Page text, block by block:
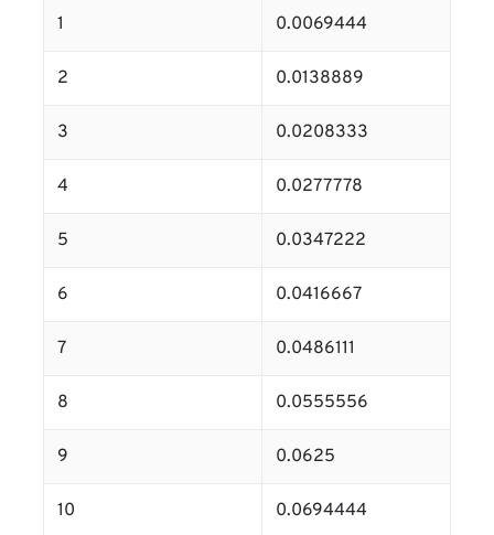
1 0.0069444
2 0.0138889
3 0.0208333
4 0.0277778
5 0.0347222
6 0.0416667
7 0.0486111
8 0.0555556
9 0.0625
10 0.0694444